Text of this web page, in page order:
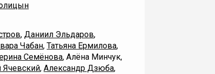
, Даниил Эльдаров,
Чабан, Татьяна Ермилова,
Семёнова, Алёна Минчук,
, Александр Дзюба,